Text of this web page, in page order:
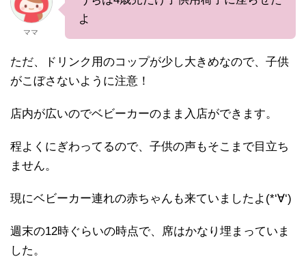
ママ
よ
ただ、ドリンク用のコップが少し大きめなので、子供
がこぼさないように注意！
店内が広いのでベビーカーのまま入店ができます。
程よくにぎわってるので、子供の声もそこまで目立ち
ません。
現にベビーカー連れの赤ちゃんも来ていましたよ(*‘∀‘)
週末の12時ぐらいの時点で、席はかなり埋まっていま
した。